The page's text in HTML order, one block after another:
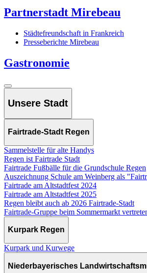
Partnerstadt Mirebeau
Städtefreundschaft in Frankreich
Presseberichte Mirebeau
Gastronomie
Unsere Stadt
Fairtrade-Stadt Regen
Sammelstelle für alte Handys
Regen ist Fairtrade Stadt
Fairtrade Fußbälle für die Grundschule Regen
Auszeichnung Schule am Weinberg als
Fairtrade am Altstadtfest 2024
Fairtrade am Altstadtfest 2025
Regen bleibt auch ab 2026 Fairtrade-Stadt
Fairtrade-Gruppe beim Sommermarkt
Kurpark Regen
Kurpark und Kurwege
Niederbayerisches